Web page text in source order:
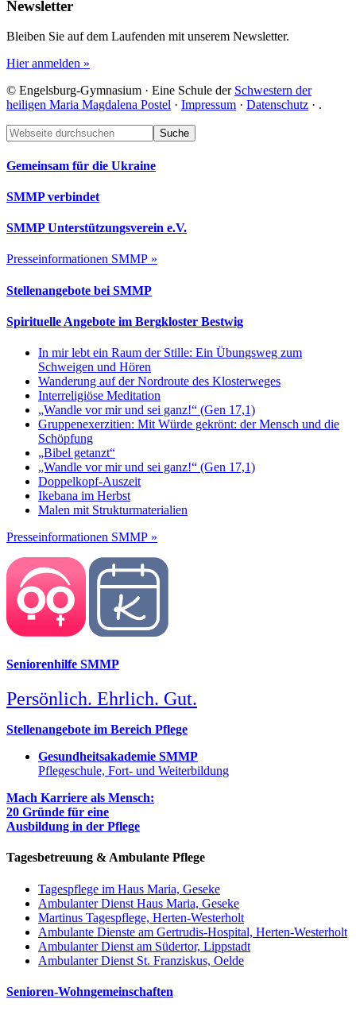
Newsletter
Bleiben Sie auf dem Laufenden mit unserem Newsletter.
Hier anmelden »
© Engelsburg-Gymnasium · Eine Schule der Schwestern der
heiligen Maria Magdalena Postel · Impressum · Datenschutz · .
Footer
Webseite
durchsuchen
Gemeinsam für die Ukraine
SMMP verbindet
SMMP Unterstützungsverein e.V.
Presseinformationen SMMP »
Stellenangebote bei SMMP
Spirituelle Angebote im Bergkloster Bestwig
In mir lebt ein Raum der Stille: Ein Übungsweg zum
Schweigen und Hören
Wanderung auf der Nordroute des Klosterweges
Interreligiöse Meditation
„Wandle vor mir und sei ganz!“ (Gen 17,1)
Gruppenexerzitien: Mit Würde gekrönt: der Mensch und die
Schöpfung
„Bibel getanzt“
„Wandle vor mir und sei ganz!“ (Gen 17,1)
Doppelkopf-Auszeit
Ikebana im Herbst
Malen mit Strukturmaterialien
Presseinformationen SMMP »
Seniorenhilfe SMMP
Persönlich. Ehrlich. Gut.
Stellenangebote im Bereich Pflege
Gesundheitsakademie SMMP
Pflegeschule, Fort- und Weiterbildung
Mach Karriere als Mensch:
20 Gründe für eine
Ausbildung in der Pflege
Tagesbetreuung & Ambulante Pflege
Tagespflege im Haus Maria, Geseke
Ambulanter Dienst Haus Maria, Geseke
Martinus Tagespflege, Herten-Westerholt
Ambulante Dienste am Gertrudis-Hospital, Herten-Westerholt
Ambulanter Dienst am Südertor, Lippstadt
Ambulanter Dienst St. Franziskus, Oelde
Senioren-Wohngemeinschaften